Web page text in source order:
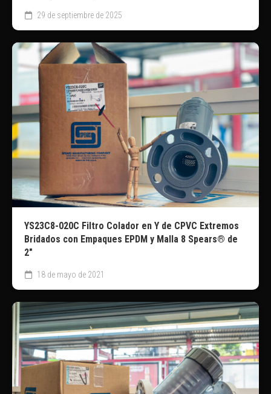
29 de septiembre de 2025
YS23C8-020C Filtro Colador en Y de CPVC Extremos
Bridados con Empaques EPDM y Malla 8 Spears® de
2″
18 de mayo de 2021